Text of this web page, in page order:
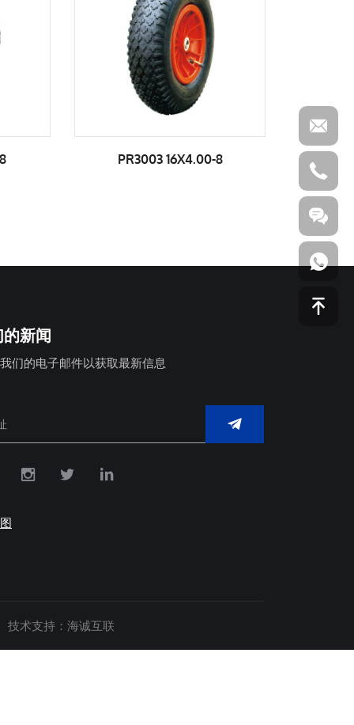
PR3003 16X4.00-8 PR3003-1
新闻
们的电子邮件以获取最新信息
技术支持：海诚互联